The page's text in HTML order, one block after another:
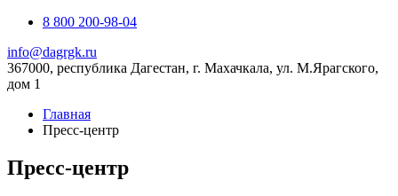
8 800 200-98-04
info@dagrgk.ru
367000, республика Дагестан, г. Махачкала, ул. М.Ярагского,
дом 1
Главная
Пресс-центр
Пресс-центр